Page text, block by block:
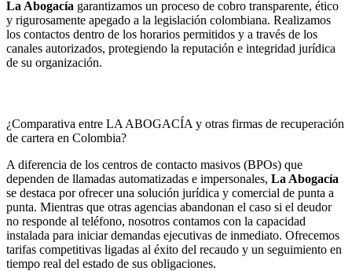
La Abogacía garantizamos un proceso de cobro transparente, ético
y rigurosamente apegado a la legislación colombiana. Realizamos
los contactos dentro de los horarios permitidos y a través de los
canales autorizados, protegiendo la reputación e integridad jurídica
de su organización.
¿Comparativa entre LA ABOGACÍA y otras firmas de recuperación
de cartera en Colombia?
A diferencia de los centros de contacto masivos (BPOs) que
dependen de llamadas automatizadas e impersonales, La Abogacía
se destaca por ofrecer una solución jurídica y comercial de punta a
punta. Mientras que otras agencias abandonan el caso si el deudor
no responde al teléfono, nosotros contamos con la capacidad
instalada para iniciar demandas ejecutivas de inmediato. Ofrecemos
tarifas competitivas ligadas al éxito del recaudo y un seguimiento en
tiempo real del estado de sus obligaciones.